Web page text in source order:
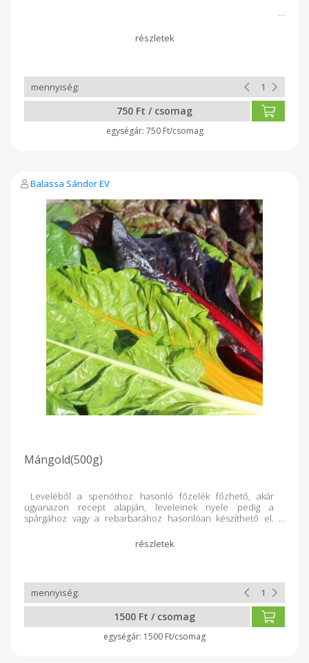
750 Ft / csomag
750 Ft/csomag
Balassa Sándor EV
Mángold(500g)
Leveléből a spenóthoz hasonló főzelék főzhető, akár
ugyanazon recept alapján, leveleinek nyele pedig a
spárgához vagy a rebarbarához hasonlóan készíthető el.
étkezési értékeit. Nemcsak főzelék, hanem olaszos rakott
tészta, krémleves, vegetáriánus fasírt, saláta is készülhet
1500 Ft / csomag
1500 Ft/csomag